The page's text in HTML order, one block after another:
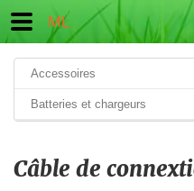
ML
Accessoires
Batteries et chargeurs
Câble de